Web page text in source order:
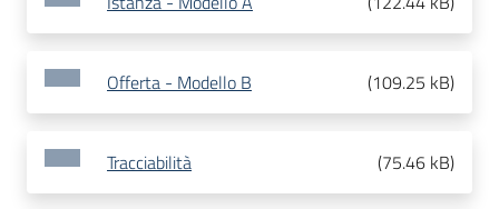
Offerta - Modello B (109.25 kB)
Tracciabilità (75.46 kB)